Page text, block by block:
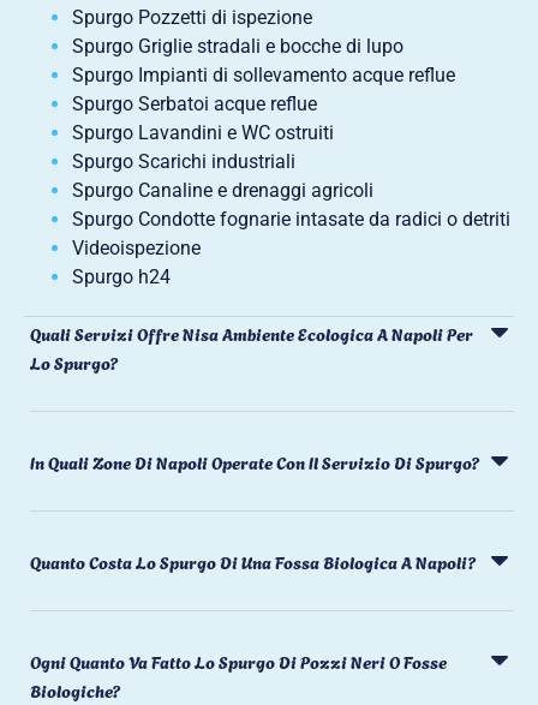
Spurgo Pozzetti di ispezione
Spurgo Griglie stradali e bocche di lupo
Spurgo Impianti di sollevamento acque reflue
Spurgo Serbatoi acque reflue
Spurgo Lavandini e WC ostruiti
Spurgo Scarichi industriali
Spurgo Canaline e drenaggi agricoli
Spurgo Condotte fognarie intasate da radici o detriti
Videoispezione
Spurgo h24
Quali Servizi Offre Nisa Ambiente Ecologica A Napoli Per
Lo Spurgo?
In Quali Zone Di Napoli Operate Con Il Servizio Di Spurgo?
Quanto Costa Lo Spurgo Di Una Fossa Biologica A Napoli?
Ogni Quanto Va Fatto Lo Spurgo Di Pozzi Neri O Fosse
Biologiche?